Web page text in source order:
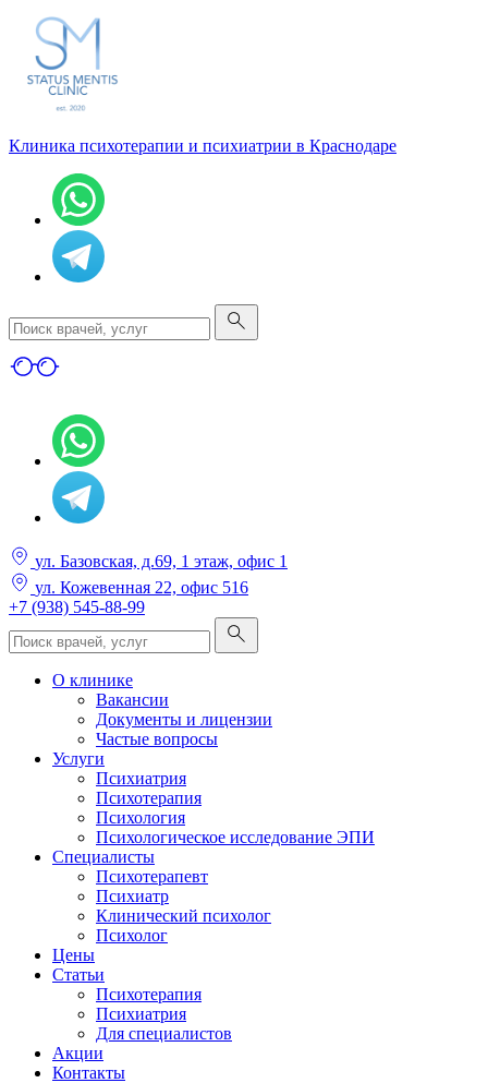
Клиника психотерапии и психиатрии в Краснодаре
ул. Базовская, д.69, 1 этаж, офис 1
ул. Кожевенная 22, офис 516
+7 (938) 545-88-99
О клинике
Вакансии
Документы и лицензии
Частые вопросы
Услуги
Психиатрия
Психотерапия
Психология
Психологическое исследование ЭПИ
Специалисты
Психотерапевт
Психиатр
Клинический психолог
Психолог
Цены
Статьи
Психотерапия
Психиатрия
Для специалистов
Акции
Контакты